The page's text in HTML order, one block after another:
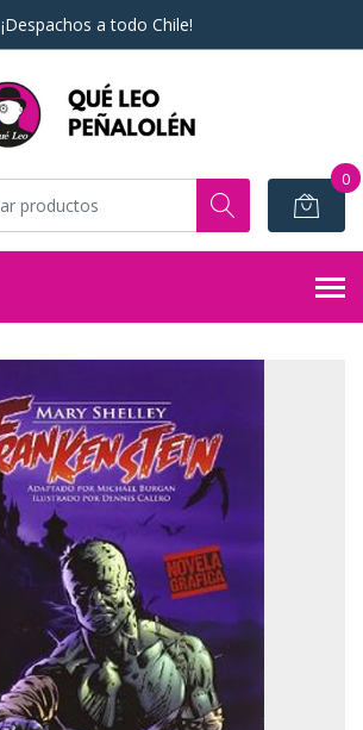
¡Despachos a todo Chile!
0